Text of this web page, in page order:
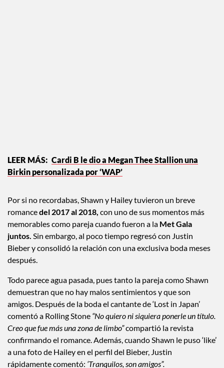
Cardi B le dio a Megan Thee Stallion una
Por si no recordabas, Shawn y Hailey tuvieron un breve
romancedel 2017 al 2018,con uno de sus momentos más
memorables como pareja cuando fueron a laMet Gala
juntos.Sin embargo, al poco tiempo regresó con Justin
Bieber y consolidó la relación con una exclusiva boda meses
Todo parece agua pasada, pues tanto la pareja como Shawn
demuestran que no hay malos sentimientos y que son
amigos. Después de la boda el cantante de ‘Lost in Japan’
comentó a Rolling Stone“No quiero ni siquiera ponerle un título.
Creo que fue más una zona de limbo”compartió la revista
confirmando el romance. Además, cuando Shawn le puso ‘like’
a una foto de Hailey en el perfil del Bieber, Justin